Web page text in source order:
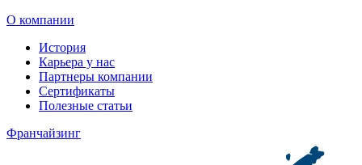
О компании
История
Карьера у нас
Партнеры компании
Сертификаты
Полезные статьи
Франчайзинг